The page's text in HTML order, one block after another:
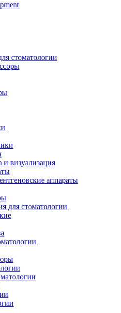
стоматологии
и визуализация
аппараты
для стоматологии